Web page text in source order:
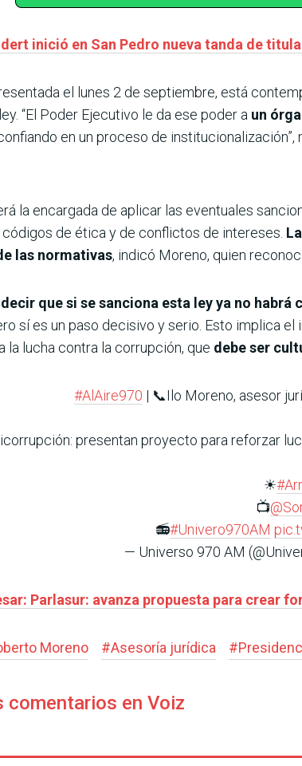
inició en San Pedro nueva tanda de
el lunes 2 de septiembre, está
“El Poder Ejecutivo le da ese poder a un
en un proceso de institucionalización”,
la encargada de aplicar las eventuales
de ética y de conflictos de intereses.
las normativas, indicó Moreno, quien
que si se sanciona esta ley ya no habrá
sí es un paso decisivo y serio. Esto implica
la lucha contra la corrupción, que debe ser
#AlAire970 | 📞Ilo Moreno, asesor
presentan proyecto para reforzar
☀
📺
📻#Univero970AM
— Universo 970 AM
Parlasur: avanza propuesta para crear
Moreno #Asesoría jurídica #
comentarios en Voiz